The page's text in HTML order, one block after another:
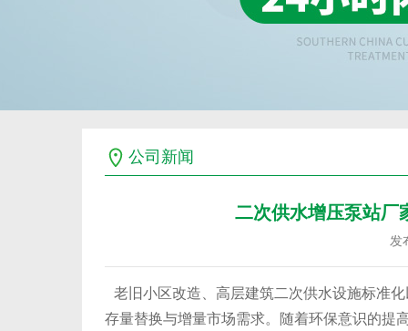
公司新闻
二次供水增压泵站厂
发
老旧小区改造、高层建筑二次供水设施标准
存量替换与增量市场需求。随着环保意识的提